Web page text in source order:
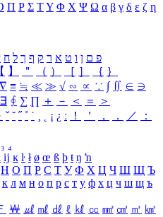
Π Ρ Σ ΤΥ Φ Χ Ψ Ω α β γ δ ε ζ η
פ ם ן ו ט א ר ק ף ך ל ח
【 】 ＂ （ ） ［ ］ ｛ ｝
∇ ≡ ≒ ≪ ≫ √ ∽ ∝ ∵ ∫ ∬ ∈ ∋
∃ ∮ ∑ ∏ ＋ － ＜ ＝
＞
ˇ ˘ ˝ ˚ ˙ ¸ ¡ ¿ ː ！ ＇ ， ． ／
：
₃ ₄
ĳ ĸ ŀ ł ø œ ß þ ŧ ŋ ŉ
Н О П Р С Т У Ф Х Ц Ч Ш Щ Ъ
к л м н о п р с т у ф х ц ч ш щ ъ
Ｆ ￦ ㎕ ㎖ ㎗ ℓ ㎘ ㏄ ㎣ ㎤ ㎥ ㎦